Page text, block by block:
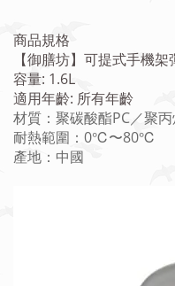
商品規格
【御膳坊】可提式手機
容量: 1.6L
適用年齡: 所有年齡
材質：聚碳酸酯PC／聚
耐熱範圍：0℃〜80℃
產地：中國